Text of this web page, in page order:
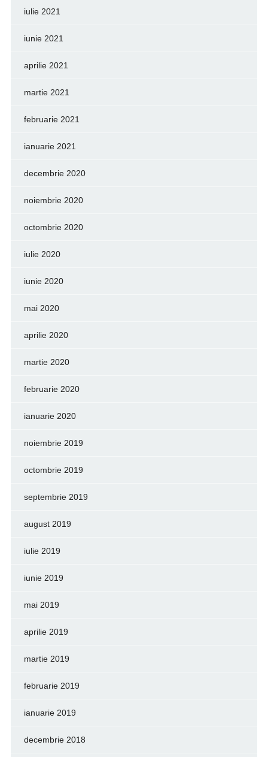
iulie 2021
iunie 2021
aprilie 2021
martie 2021
februarie 2021
ianuarie 2021
decembrie 2020
noiembrie 2020
octombrie 2020
iulie 2020
iunie 2020
mai 2020
aprilie 2020
martie 2020
februarie 2020
ianuarie 2020
noiembrie 2019
octombrie 2019
septembrie 2019
august 2019
iulie 2019
iunie 2019
mai 2019
aprilie 2019
martie 2019
februarie 2019
ianuarie 2019
decembrie 2018